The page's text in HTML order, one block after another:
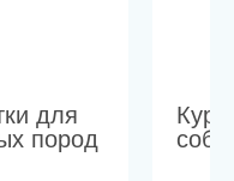
для
пород